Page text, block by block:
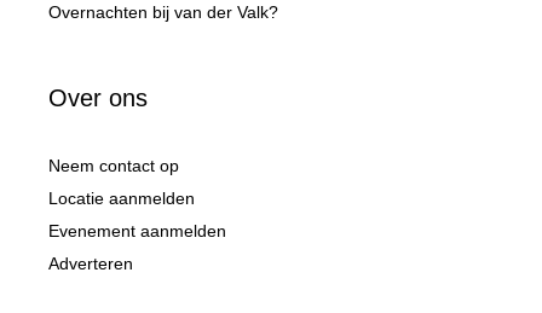
Overnachten bij van der Valk?
Over ons
Neem contact op
Locatie aanmelden
Evenement aanmelden
Adverteren